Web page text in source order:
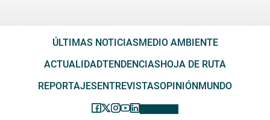
ÚLTIMAS NOTICIAS MEDIO AMBIENTE
ACTUALIDADTENDENCIAS HOJA DE RUTA
REPORTAJES ENTREVISTASOPINIÓN MUNDO